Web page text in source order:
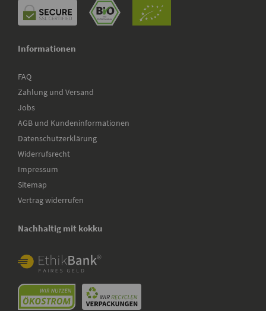
Informationen
FAQ
Zahlung und Versand
Jobs
AGB und Kundeninformationen
Datenschutzerklärung
Widerrufsrecht
Impressum
Sitemap
Vertrag widerrufen
Nachhaltig mit kokku